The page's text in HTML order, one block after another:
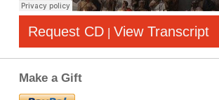
Request CD | View Transcript
Make a Gift